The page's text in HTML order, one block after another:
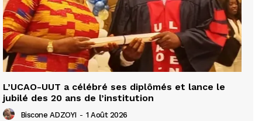
L’UCAO-UUT a célébré ses diplômés et lance le
jubilé des 20 ans de l’institution
Biscone ADZOYI - 1 Août 2026